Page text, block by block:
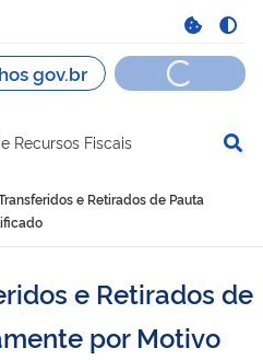
Recursos Fiscais
e Retirados de Pauta
e Retirados de
por Motivo